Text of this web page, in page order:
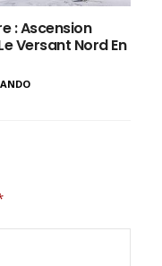
: Ascension
Versant Nord En